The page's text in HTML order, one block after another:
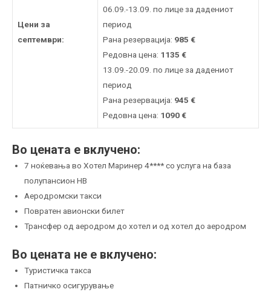
Цени за
септември:
06.09.-13.09. по лице за дадениот
период
Рана резервација: 985 €
Редовна цена: 1135 €
13.09.-20.09. по лице за дадениот
период
Рана резервација: 945 €
Редовна цена: 1090 €
Во цената е вклучено:
7 ноќевања во Хотел Маринер 4**** со услуга на база
полупансион HB
Аеродромски такси
Повратен авионски билет
Трансфер од аеродром до хотел и од хотел до аеродром
Во цената не е вклучено:
Туристичка такса
Патничко осигурување